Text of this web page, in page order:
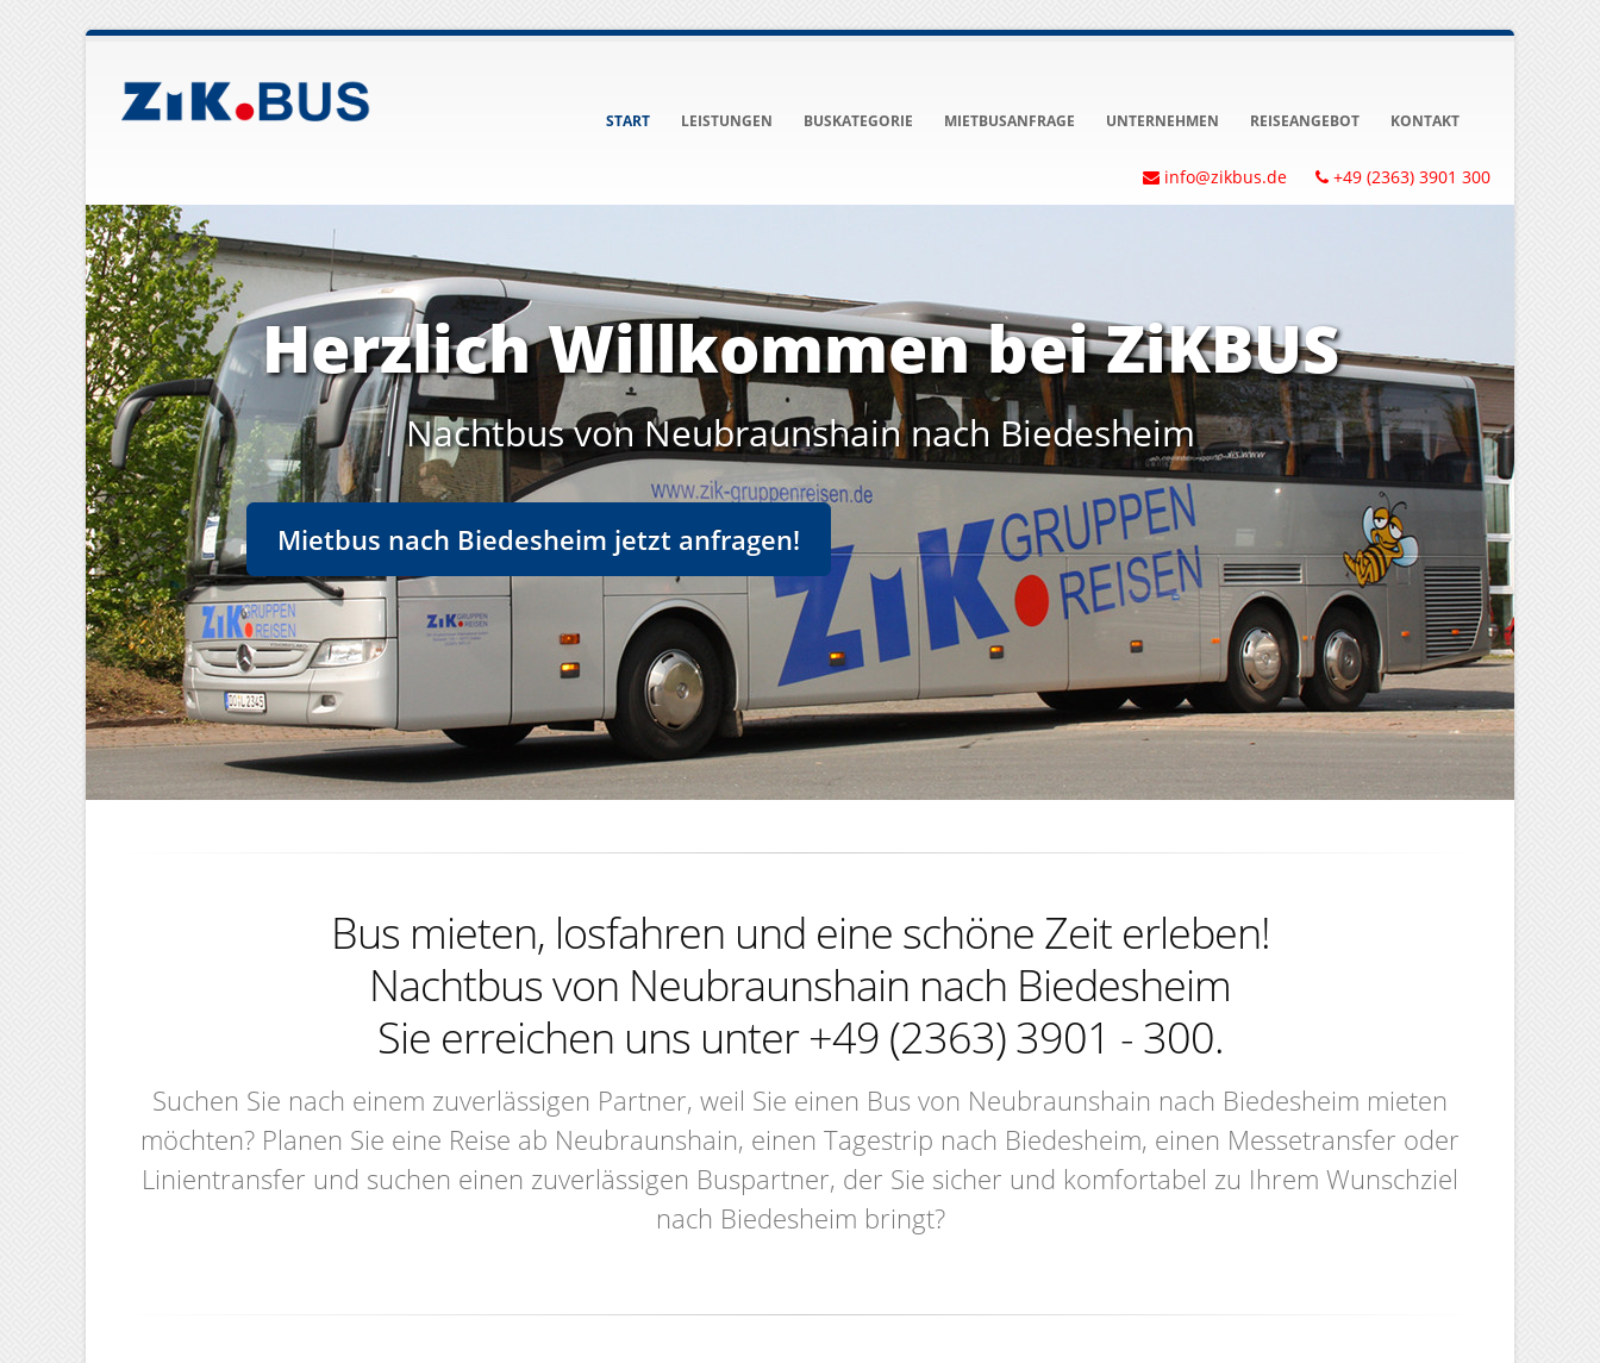
START LEISTUNGEN BUSKATEGORIE MIETBUSANFRAGE UNTERNEHMEN REISEANGEBOT KONTAKT
info@zikbus.de +49 (2363) 3901 300
Herzlich Willkommen bei ZiKBUS
Nachtbus von Neubraunshain nach Biedesheim
Mietbus nach Biedesheim jetzt anfragen!
Bus mieten, losfahren und eine schöne Zeit erleben!
Nachtbus von Neubraunshain nach Biedesheim
Sie erreichen uns unter +49 (2363) 3901 - 300.
Suchen Sie nach einem zuverlässigen Partner, weil Sie einen Bus von Neubraunshain nach Biedesheim mieten
möchten? Planen Sie eine Reise ab Neubraunshain, einen Tagestrip nach Biedesheim, einen Messetransfer oder
Linientransfer und suchen einen zuverlässigen Buspartner, der Sie sicher und komfortabel zu Ihrem Wunschziel
nach Biedesheim bringt?